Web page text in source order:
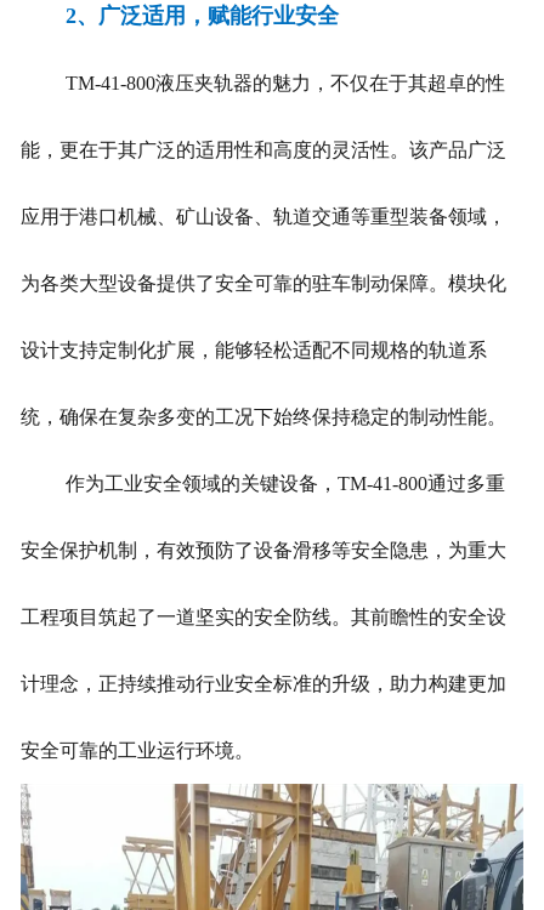
2、 广泛适用，赋能行业安全
TM-41-800液压夹轨器的魅力，不仅在于其超卓的性
能，更在于其广泛的适用性和高度的灵活性。该产品广泛
应用于港口机械、矿山设备、轨道交通等重型装备领域，
为各类大型设备提供了安全可靠的驻车制动保障。模块化
设计支持定制化扩展，能够轻松适配不同规格的轨道系
统，确保在复杂多变的工况下始终保持稳定的制动性能。
作为工业安全领域的关键设备，TM-41-800通过多重
安全保护机制，有效预防了设备滑移等安全隐患，为重大
工程项目筑起了一道坚实的安全防线。其前瞻性的安全设
计理念，正持续推动行业安全标准的升级，助力构建更加
安全可靠的工业运行环境。